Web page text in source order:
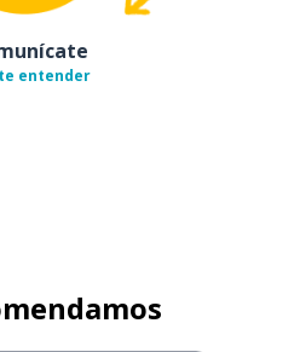
entender